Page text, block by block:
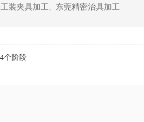
装夹具加工 、 东莞精密治具加工
个阶段